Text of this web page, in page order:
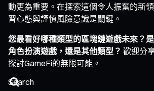
動更為重要。在探索這個令人振奮的新
習心態與謹慎風險意識是關鍵。
您最看好哪種類型的區塊鏈遊戲未來？
角色扮演遊戲，還是其他類型？ 歡迎分
探討GameFi的無限可能。